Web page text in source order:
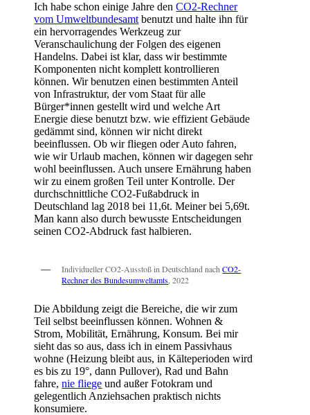
Ich habe schon einige Jahre denCO2-Rechner
vom Umweltbundesamt benutzt und halte ihn für
ein hervorragendes Werkzeug zur
Veranschaulichung der Folgen des eigenen
Handelns. Dabei ist klar, dass wir bestimmte
Komponenten nicht komplett kontrollieren
können. Wir benutzen einen bestimmten Anteil
von Infrastruktur, der vom Staat für alle
Bürger*innen gestellt wird und welche Art
Energie diese benutzt bzw. wie effizient Gebäude
gedämmt sind, können wir nicht direkt
beeinflussen. Ob wir fliegen oder Auto fahren,
wie wir Urlaub machen, können wir dagegen sehr
wohl beeinflussen. Auch unsere Ernährung haben
wir zu einem großen Teil unter Kontrolle. Der
durchschnittliche CO2-Fußabdruck in
Deutschland lag 2018 bei 11,6t. Meiner bei 5,69t.
Man kann also durch bewusste Entscheidungen
seinen CO2-Abdruck fast halbieren.
Individueller CO2-Ausstoß in Deutschland nachCO2-
Rechner des Bundesumweltamts , 2022
Die Abbildung zeigt die Bereiche, die wir zum
Teil selbst beeinflussen können. Wohnen &
Strom, Mobilität, Ernährung, Konsum. Bei mir
sieht das so aus, dass ich in einem Passivhaus
wohne (Heizung bleibt aus, in Kälteperioden wird
es bis zu 19°, dann Pullover), Rad und Bahn
fahre,nie fliege und außer Fotokram und
gelegentlich Anziehsachen praktisch nichts
konsumiere.